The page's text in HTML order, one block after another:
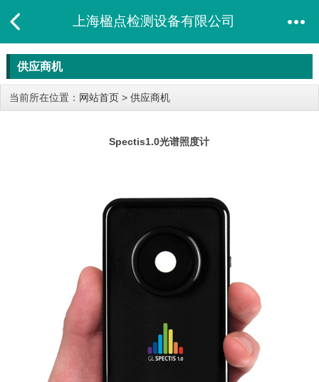
上海楹点检测设备有限公司
供应商机
当前所在位置： 网站首页 > 供应商机
Spectis1.0光谱照度计